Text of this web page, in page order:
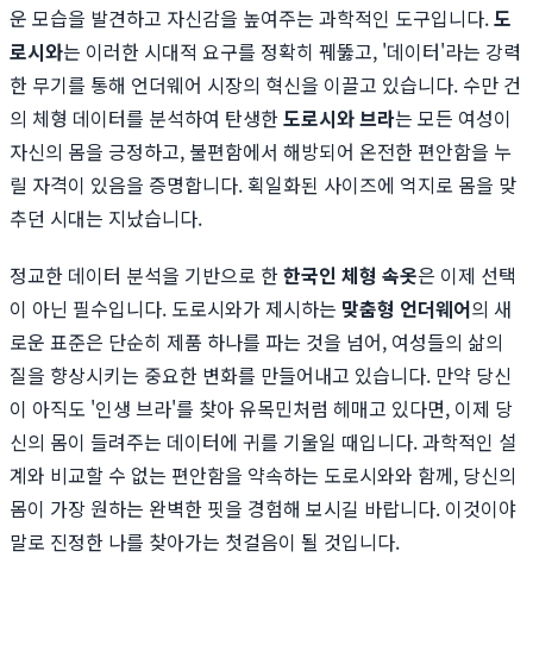
운 모습을 발견하고 자신감을 높여주는 과학적인 도구입니다.도
로시와는 이러한 시대적 요구를 정확히 꿰뚫고, '데이터'라는 강력
한 무기를 통해 언더웨어 시장의 혁신을 이끌고 있습니다. 수만 건
의 체형 데이터를 분석하여 탄생한도로시와 브라는 모든 여성이
자신의 몸을 긍정하고, 불편함에서 해방되어 온전한 편안함을 누
릴 자격이 있음을 증명합니다. 획일화된 사이즈에 억지로 몸을 맞
추던 시대는 지났습니다.
정교한 데이터 분석을 기반으로 한한국인 체형 속옷은 이제 선택
이 아닌 필수입니다. 도로시와가 제시하는 맞춤형 언더웨어의 새
로운 표준은 단순히 제품 하나를 파는 것을 넘어, 여성들의 삶의
질을 향상시키는 중요한 변화를 만들어내고 있습니다. 만약 당신
이 아직도 '인생 브라'를 찾아 유목민처럼 헤매고 있다면, 이제 당
신의 몸이 들려주는 데이터에 귀를 기울일 때입니다. 과학적인 설
계와 비교할 수 없는 편안함을 약속하는 도로시와와 함께, 당신의
몸이 가장 원하는 완벽한 핏을 경험해 보시길 바랍니다. 이것이야
말로 진정한 나를 찾아가는 첫걸음이 될 것입니다.